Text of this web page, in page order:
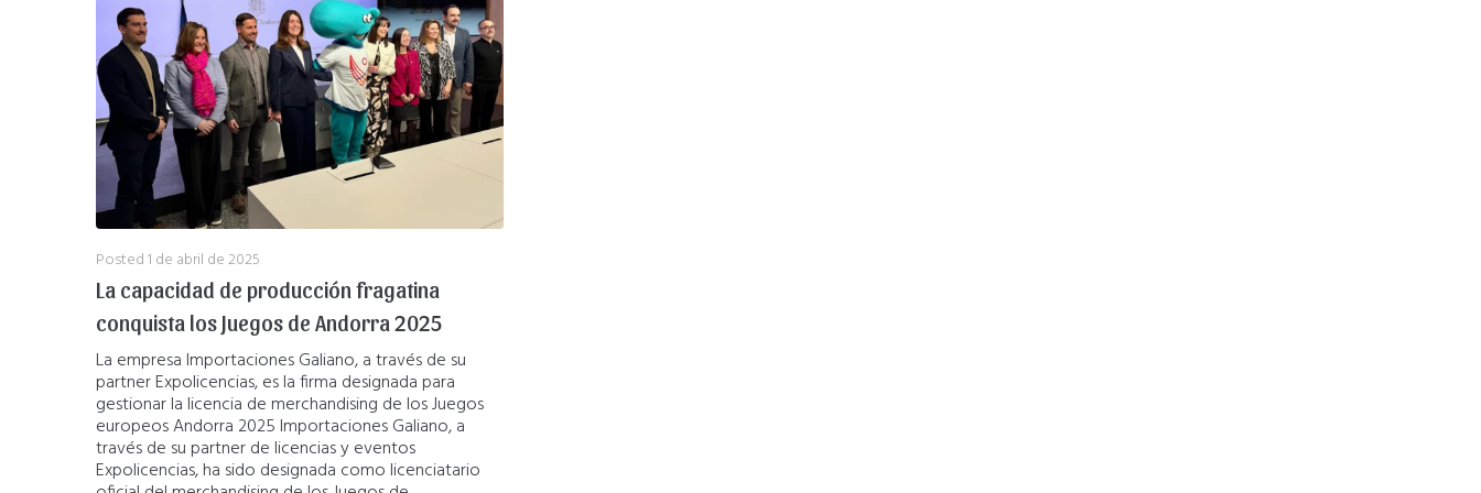
Posted1 de abril de 2025
La capacidad de producción fragatina
conquista los Juegos de Andorra 2025
La empresa Importaciones Galiano, a través de su
partner Expolicencias, es la firma designada para
gestionar la licencia de merchandising de los Juegos
europeos Andorra 2025 Importaciones Galiano, a
través de su partner de licencias y eventos
Expolicencias, ha sido designada como licenciatario